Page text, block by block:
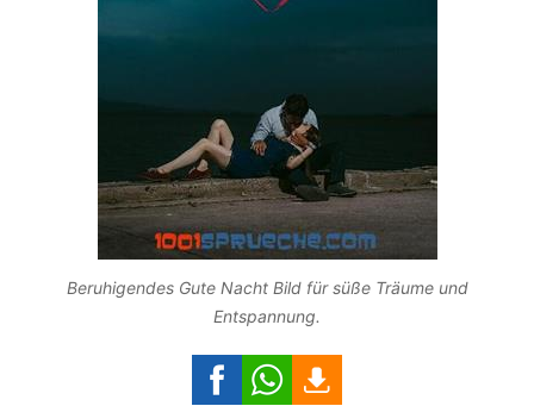
Beruhigendes Gute Nacht Bild für süße Träume und
Entspannung.